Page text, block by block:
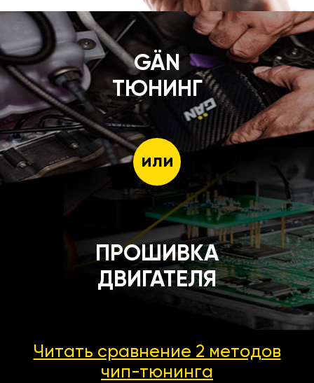
GÄN
ТЮНИНГ
или
ПРОШИВКА
ДВИГАТЕЛЯ
Читать сравнение 2 методов
чип-тюнинга